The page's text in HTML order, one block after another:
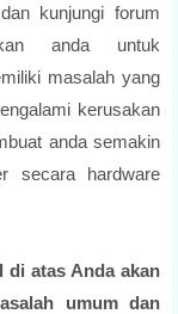
kunjungi forum
anda untuk
masalah yang
kerusakan
anda semakin
secara hardware
di atas Anda akan
umum dan